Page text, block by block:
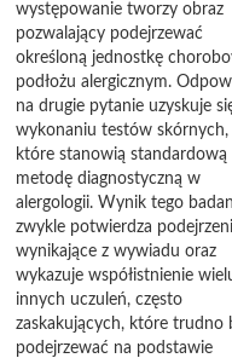
występowanie tworzy obraz
pozwalający podejrzewać
określoną jednostkę
podłożu alergicznym.
na drugie pytanie uzyskuje
wykonaniu testów skórnych,
które stanowią standardową
metodę diagnostyczną w
alergologii. Wynik tego
zwykle potwierdza
wynikające z wywiadu oraz
wykazuje współistnienie
innych uczuleń, często
zaskakujących, które trudno
podejrzewać na podstawie